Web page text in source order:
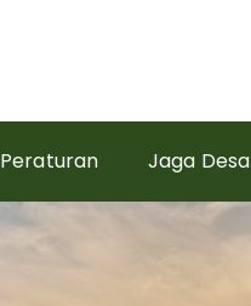
Peraturan Jaga Desa